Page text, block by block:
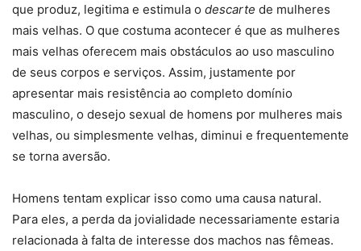
que produz, legitima e estimula o descarte de mulheres
mais velhas. O que costuma acontecer é que as mulheres
mais velhas oferecem mais obstáculos ao uso masculino
de seus corpos e serviços. Assim, justamente por
apresentar mais resistência ao completo domínio
masculino, o desejo sexual de homens por mulheres mais
velhas, ou simplesmente velhas, diminui e frequentemente
se torna aversão.
Homens tentam explicar isso como uma causa natural.
Para eles, a perda da jovialidade necessariamente estaria
relacionada à falta de interesse dos machos nas fêmeas.